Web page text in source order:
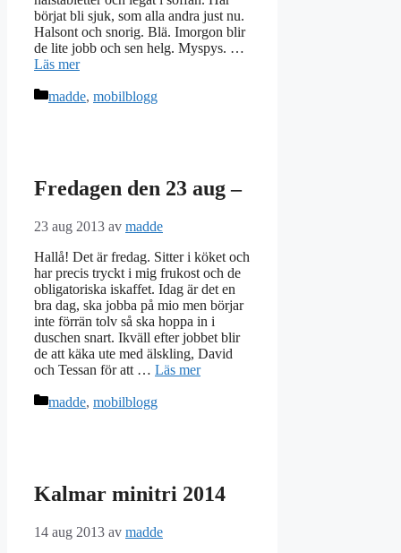
börjat bli sjuk, som alla andra just nu.
Halsont och snorig. Blä. Imorgon blir
de lite jobb och sen helg. Myspys. …
Läs mer
Kategorier
madde, mobilblogg
Fredagen den 23 aug –
23 aug 2013 av madde
Hallå! Det är fredag. Sitter i köket och
har precis tryckt i mig frukost och de
obligatoriska iskaffet. Idag är det en
bra dag, ska jobba på mio men börjar
inte förrän tolv så ska hoppa in i
duschen snart. Ikväll efter jobbet blir
de att käka ute med älskling, David
och Tessan för att … Läs mer
Kategorier
madde, mobilblogg
Kalmar minitri 2014
14 aug 2013 av madde